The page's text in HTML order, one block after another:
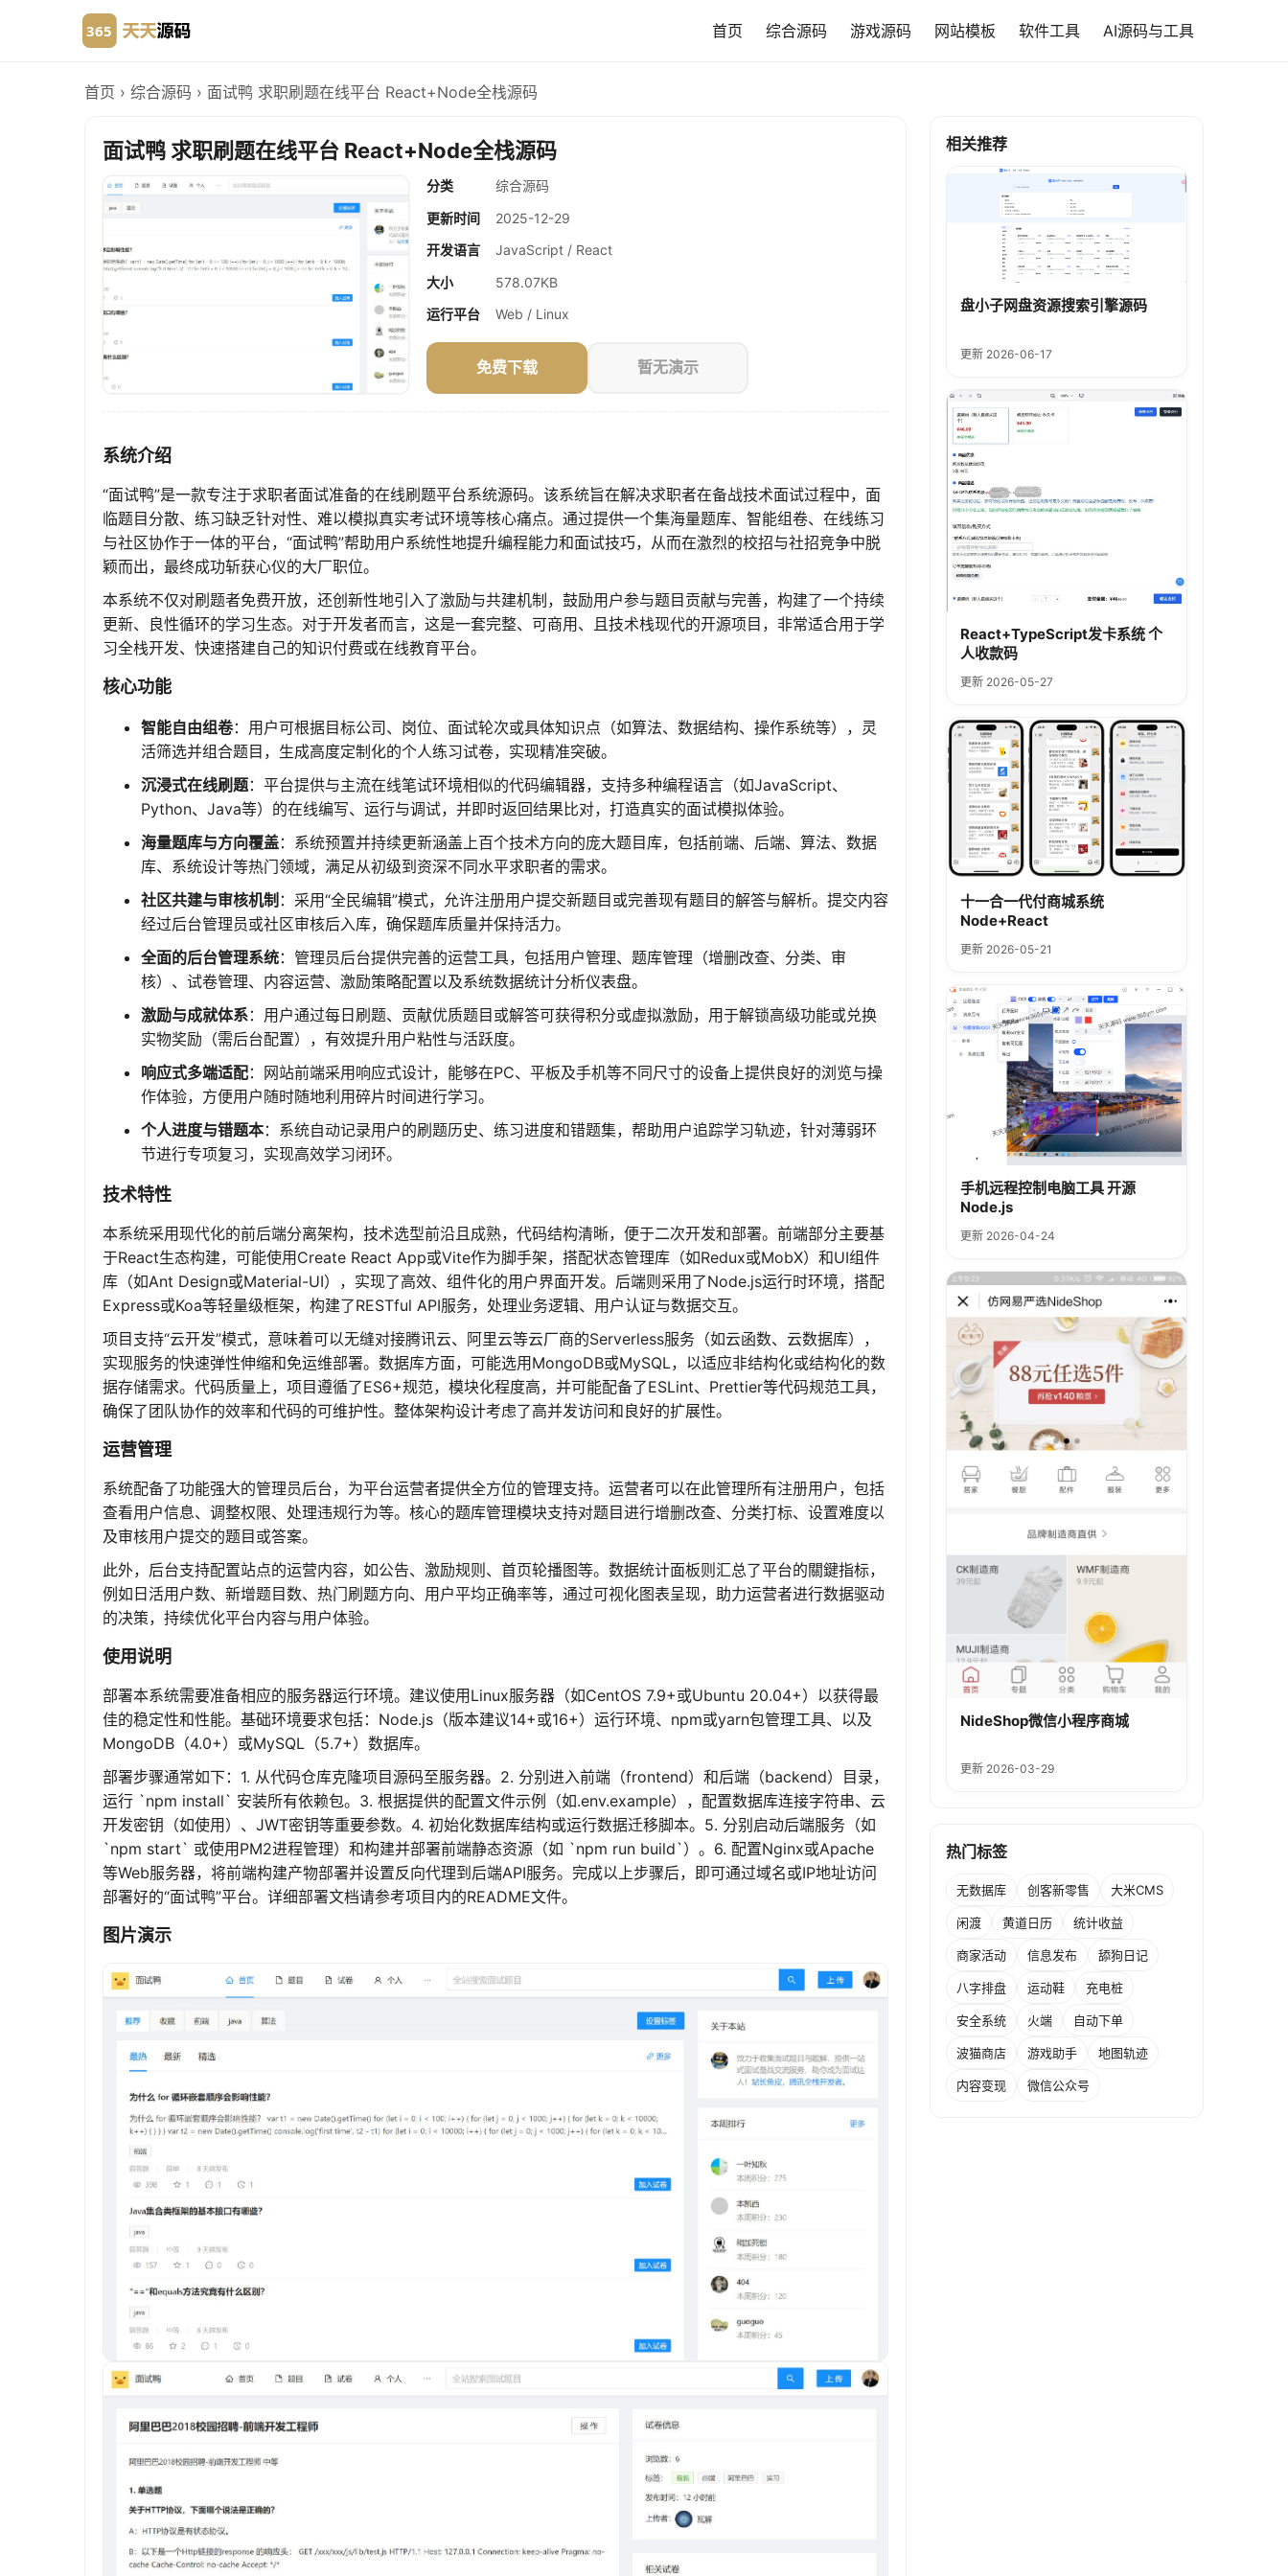
首页 综合源码 游戏源码 网站模板 软件工具 AI源码与工具
首页 › 综合源码 › 面试鸭 求职刷题在线平台 React+Node全栈源码
面试鸭 求职刷题在线平台 React+Node全栈源码
分类
综合源码
更新时间
2025-12-29
开发语言
JavaScript / React
大小
578.07KB
运行平台
Web / Linux
免费下载 暂无演示
系统介绍
“面试鸭”是一款专注于求职者面试准备的在线刷题平台系统源码。该系统旨在解决求职者在备战技术面试过程中，面
临题目分散、练习缺乏针对性、难以模拟真实考试环境等核心痛点。通过提供一个集海量题库、智能组卷、在线练习
与社区协作于一体的平台，“面试鸭”帮助用户系统性地提升编程能力和面试技巧，从而在激烈的校招与社招竞争中脱
颖而出，最终成功斩获心仪的大厂职位。
本系统不仅对刷题者免费开放，还创新性地引入了激励与共建机制，鼓励用户参与题目贡献与完善，构建了一个持续
更新、良性循环的学习生态。对于开发者而言，这是一套完整、可商用、且技术栈现代的开源项目，非常适合用于学
习全栈开发、快速搭建自己的知识付费或在线教育平台。
核心功能
智能自由组卷：用户可根据目标公司、岗位、面试轮次或具体知识点（如算法、数据结构、操作系统等），灵
活筛选并组合题目，生成高度定制化的个人练习试卷，实现精准突破。
沉浸式在线刷题：平台提供与主流在线笔试环境相似的代码编辑器，支持多种编程语言（如JavaScript、
Python、Java等）的在线编写、运行与调试，并即时返回结果比对，打造真实的面试模拟体验。
海量题库与方向覆盖：系统预置并持续更新涵盖上百个技术方向的庞大题目库，包括前端、后端、算法、数据
库、系统设计等热门领域，满足从初级到资深不同水平求职者的需求。
社区共建与审核机制 ：采用“全民编辑”模式，允许注册用户提交新题目或完善现有题目的解答与解析。提交内容
经过后台管理员或社区审核后入库，确保题库质量并保持活力。
全面的后台管理系统：管理员后台提供完善的运营工具，包括用户管理、题库管理（增删改查、分类、审
核）、试卷管理、内容运营、激励策略配置以及系统数据统计分析仪表盘。
激励与成就体系：用户通过每日刷题、贡献优质题目或解答可获得积分或虚拟激励，用于解锁高级功能或兑换
实物奖励（需后台配置），有效提升用户粘性与活跃度。
响应式多端适配：网站前端采用响应式设计，能够在PC、平板及手机等不同尺寸的设备上提供良好的浏览与操
作体验，方便用户随时随地利用碎片时间进行学习。
个人进度与错题本：系统自动记录用户的刷题历史、练习进度和错题集，帮助用户追踪学习轨迹，针对薄弱环
节进行专项复习，实现高效学习闭环。
技术特性
本系统采用现代化的前后端分离架构，技术选型前沿且成熟，代码结构清晰，便于二次开发和部署。前端部分主要基
于React生态构建，可能使用Create React App或Vite作为脚手架，搭配状态管理库（如Redux或MobX）和UI组件
库（如Ant Design或Material-UI），实现了高效、组件化的用户界面开发。后端则采用了Node.js运行时环境，搭配
Express或Koa等轻量级框架，构建了RESTful API服务，处理业务逻辑、用户认证与数据交互。
项目支持“云开发”模式，意味着可以无缝对接腾讯云、阿里云等云厂商的Serverless服务（如云函数、云数据库），
实现服务的快速弹性伸缩和免运维部署。数据库方面，可能选用MongoDB或MySQL，以适应非结构化或结构化的数
据存储需求。代码质量上，项目遵循了ES6+规范，模块化程度高，并可能配备了ESLint、Prettier等代码规范工具，
确保了团队协作的效率和代码的可维护性。整体架构设计考虑了高并发访问和良好的扩展性。
运营管理
系统配备了功能强大的管理员后台，为平台运营者提供全方位的管理支持。运营者可以在此管理所有注册用户，包括
查看用户信息、调整权限、处理违规行为等。核心的题库管理模块支持对题目进行增删改查、分类打标、设置难度以
及审核用户提交的题目或答案。
此外，后台支持配置站点的运营内容，如公告、激励规则、首页轮播图等。数据统计面板则汇总了平台的關鍵指标，
例如日活用户数、新增题目数、热门刷题方向、用户平均正确率等，通过可视化图表呈现，助力运营者进行数据驱动
的决策，持续优化平台内容与用户体验。
使用说明
部署本系统需要准备相应的服务器运行环境。建议使用Linux服务器（如CentOS 7.9+或Ubuntu 20.04+）以获得最
佳的稳定性和性能。基础环境要求包括：Node.js（版本建议14+或16+）运行环境、npm或yarn包管理工具、以及
MongoDB（4.0+）或MySQL（5.7+）数据库。
部署步骤通常如下：1. 从代码仓库克隆项目源码至服务器。2. 分别进入前端（frontend）和后端（backend）目录，
运行 `npm install` 安装所有依赖包。3. 根据提供的配置文件示例（如.env.example），配置数据库连接字符串、云
开发密钥（如使用）、JWT密钥等重要参数。4. 初始化数据库结构或运行数据迁移脚本。5. 分别启动后端服务（如
`npm start` 或使用PM2进程管理）和构建并部署前端静态资源（如 `npm run build`）。6. 配置Nginx或Apache
等Web服务器，将前端构建产物部署并设置反向代理到后端API服务。完成以上步骤后，即可通过域名或IP地址访问
部署好的“面试鸭”平台。详细部署文档请参考项目内的README文件。
图片演示
相关推荐
盘小子网盘资源搜索引擎源码
更新 2026-06-17
React+TypeScript发卡系统 个
人收款码
更新 2026-05-27
十一合一代付商城系统
Node+React
更新 2026-05-21
手机远程控制电脑工具 开源
Node.js
更新 2026-04-24
NideShop微信小程序商城
更新 2026-03-29
热门标签
无数据库 创客新零售 大米CMS
闲渡 黄道日历 统计收益
商家活动 信息发布 舔狗日记
八字排盘 运动鞋 充电桩
安全系统 火端 自动下单
波猫商店 游戏助手 地图轨迹
内容变现 微信公众号